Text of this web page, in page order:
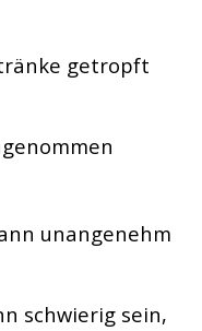
getropft
unangenehm
schwierig sein,